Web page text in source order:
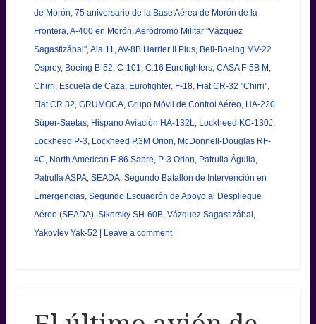
de Morón 75 aniversario de la Base Aérea de Morón de la
Frontera A-400 en Morón Aeródromo Militar "Vázquez
Sagastizábal", Ala 11 AV-8B Harrier II Plus, Bell-Boeing MV-22
Osprey, Boeing B-52 C-101 C.16 Eurofighters, CASA F-5B M
Chirri Escuela de Caza Eurofighter, F-18, Fiat CR-32 "Chirri",
Fiat CR.32 GRUMOCA, Grupo Móvil de Control Aéreo, HA-220
Súper-Saetas, Hispano Aviación HA-132L Lockheed KC-130J,
Lockheed P-3 Lockheed P.3M Orion McDonnell-Douglas RF-
4C North American F-86 Sabre P-3 Orion Patrulla Águila
Patrulla ASPA, SEADA, Segundo Batallón de Intervención en
Emergencias, Segundo Escuadrón de Apoyo al Despliegue
Aéreo (SEADA), Sikorsky SH-60B, Vázquez Sagastizábal
Yakovlev Yak-52 | Leave a comment